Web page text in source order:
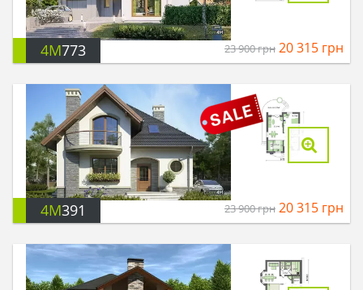
4M773 23 900грн 20 315 грн
4M391 23 900грн 20 315 грн